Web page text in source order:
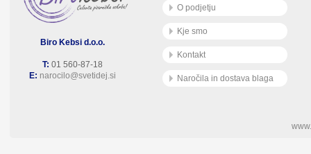
Biro Kebsi d.o.o.
T: 01 560-87-18
E: narocilo@svetidej.si
O podjetju
Kje smo
Kontakt
Naročila in dostava blaga